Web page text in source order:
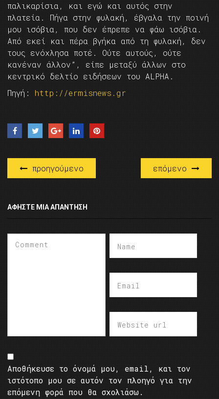
παλικαρίσια, και εγώ και αυτός στην
πλατεία. Πήγα στην φυλακή, έβγαλα την ποινή
μου ισόβια, που δεν έπρεπε να φάω ισόβια.
Από εκεί και πέρα βγήκα από τη φυλακή, δεν
τους ενόχλησα ποτέ. Ούτε αυτούς, ούτε
κανέναν άλλον”, είπε μεταξύ άλλων στο
κεντρικό δελτίο ειδήσεων του ALPHA.
Πηγή: http://ermisnews.gr
προηγούμενο επόμενο
ΑΦΉΣΤΕ ΜΙΑ ΑΠΆΝΤΗΣΗ
Αποθήκευσε το όνομά μου, email, και τον
ιστότοπο μου σε αυτόν τον πλοηγό για την
επόμενη φορά που θα σχολιάσω.